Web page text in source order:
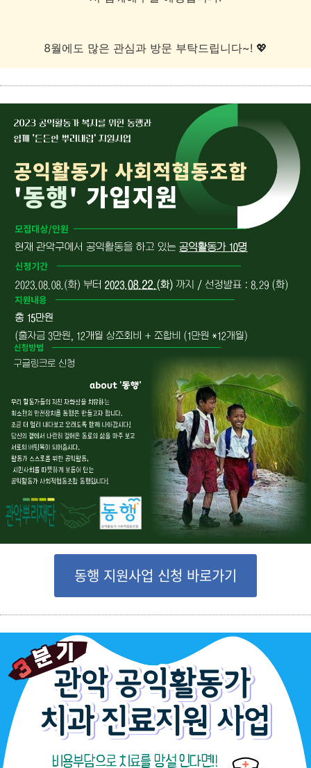
8월에도 많은 관심과 방문 부탁드립니다~! 💖
동행 지원사업 신청 바로가기